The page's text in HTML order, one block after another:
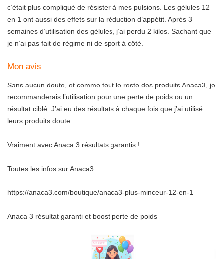
c’était plus compliqué de résister à mes pulsions. Les gélules 12
en 1 ont aussi des effets sur la réduction d’appétit. Après 3
semaines d’utilisation des gélules, j’ai perdu 2 kilos. Sachant que
je n’ai pas fait de régime ni de sport à côté.
Mon avis
Sans aucun doute, et comme tout le reste des produits Anaca3, je
recommanderais l’utilisation pour une perte de poids ou un
résultat ciblé. J’ai eu des résultats à chaque fois que j’ai utilisé
leurs produits doute.
Vraiment avec Anaca 3 résultats garantis !
Toutes les infos sur Anaca3
https://anaca3.com/boutique/anaca3-plus-minceur-12-en-1
Anaca 3 résultat garanti et boost perte de poids